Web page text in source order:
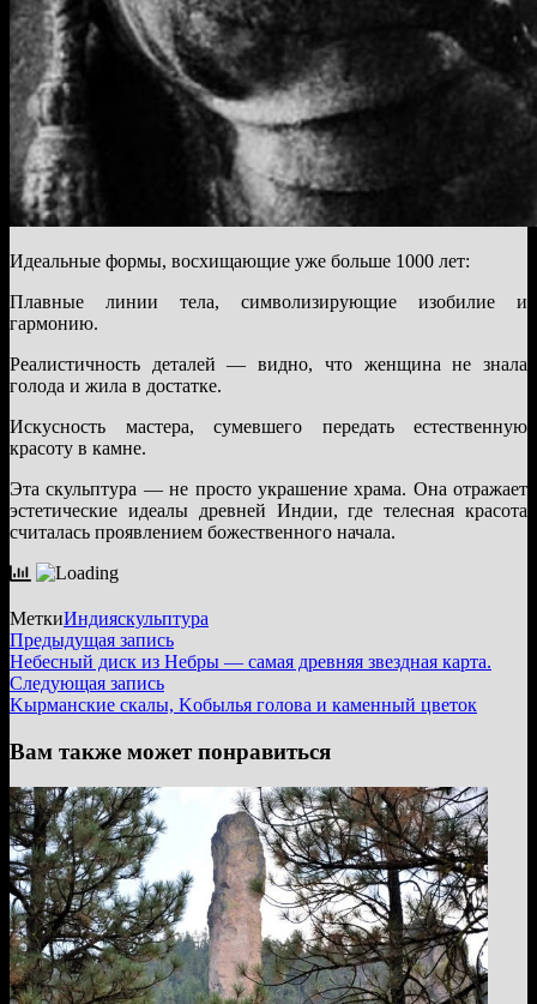
Идеальные формы, восхищающие уже больше 1000 лет:
Плавные линии тела, символизирующие изобилие и
гармонию.
Реалистичность деталей — видно, что женщина не знала
голода и жила в достатке.
Искусность мастера, сумевшего передать естественную
красоту в камне.
Эта скульптура — не просто украшение храма. Она отражает
эстетические идеалы древней Индии, где телесная красота
считалась проявлением божественного начала.
МеткиИндияскульптура
Навигация
по
записям
Предыдущая записьПредыдущая
запись:
Небесный диск из Небры — самая древняя звездная карта.
Следующая записьСледующая
запись:
Kырманские скалы, Kобылья голова и каменный цветок
Вам также может понравиться